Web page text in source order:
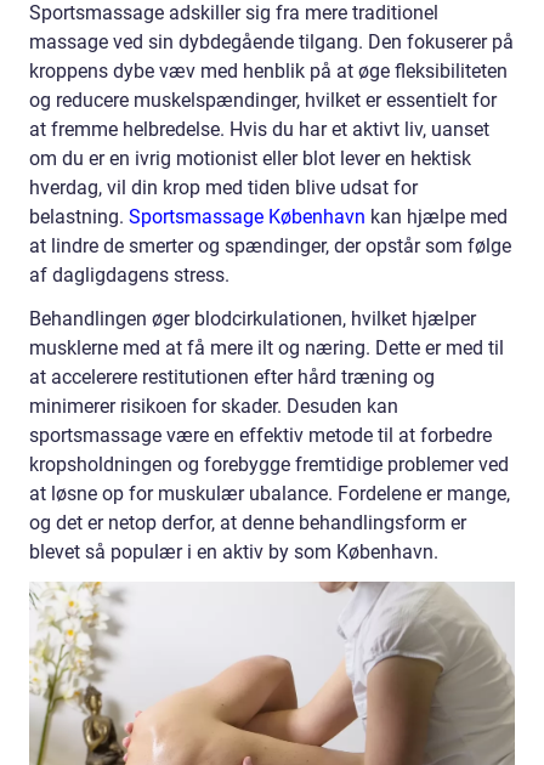
Sportsmassage adskiller sig fra mere traditionel
massage ved sin dybdegående tilgang. Den fokuserer på
kroppens dybe væv med henblik på at øge fleksibiliteten
og reducere muskelspændinger, hvilket er essentielt for
at fremme helbredelse. Hvis du har et aktivt liv, uanset
om du er en ivrig motionist eller blot lever en hektisk
hverdag, vil din krop med tiden blive udsat for
belastning. Sportsmassage København kan hjælpe med
at lindre de smerter og spændinger, der opstår som følge
af dagligdagens stress.
Behandlingen øger blodcirkulationen, hvilket hjælper
musklerne med at få mere ilt og næring. Dette er med til
at accelerere restitutionen efter hård træning og
minimerer risikoen for skader. Desuden kan
sportsmassage være en effektiv metode til at forbedre
kropsholdningen og forebygge fremtidige problemer ved
at løsne op for muskulær ubalance. Fordelene er mange,
og det er netop derfor, at denne behandlingsform er
blevet så populær i en aktiv by som København.